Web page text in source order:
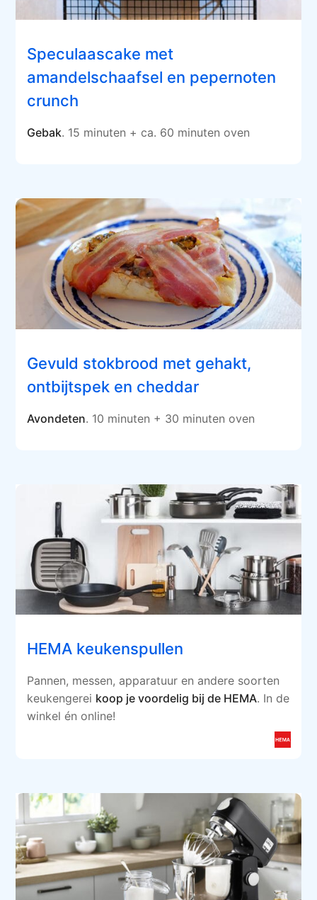
Speculaascake met
amandelschaafsel en pepernoten
crunch
Gebak. 15 minuten + ca. 60 minuten oven
Gevuld stokbrood met gehakt,
ontbijtspek en cheddar
Avondeten. 10 minuten + 30 minuten oven
HEMA keukenspullen
Pannen, messen, apparatuur en andere soorten
keukengerei koop je voordelig bij de HEMA. In de
winkel én online!